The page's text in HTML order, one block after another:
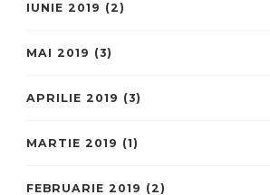
IUNIE 2019 (2)
MAI 2019 (3)
APRILIE 2019 (3)
MARTIE 2019 (1)
FEBRUARIE 2019 (2)